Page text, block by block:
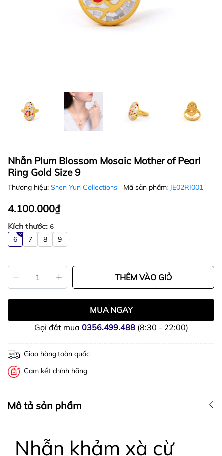
Nhẫn Plum Blossom Mosaic Mother of Pearl
Ring Gold Size 9
Thương hiệu: Shen Yun Collections Mã sản phẩm: JE02RI001
4.100.000₫
Kích thước: 6
6
7 8 9
THÊM VÀO GIỎ
MUA NGAY
Gọi đặt mua 0356.499.488(8:30 - 22:00)
Giao hàng toàn quốc
Cam kết chính hãng
Mô tả sản phẩm
Nhẫn khảm xà cừ